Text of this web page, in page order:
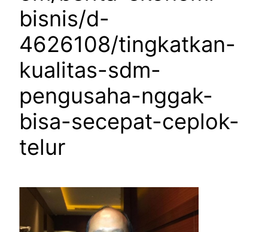
bisnis/d-
4626108/tingkatkan-
kualitas-sdm-
pengusaha-nggak-
bisa-secepat-ceplok-
telur